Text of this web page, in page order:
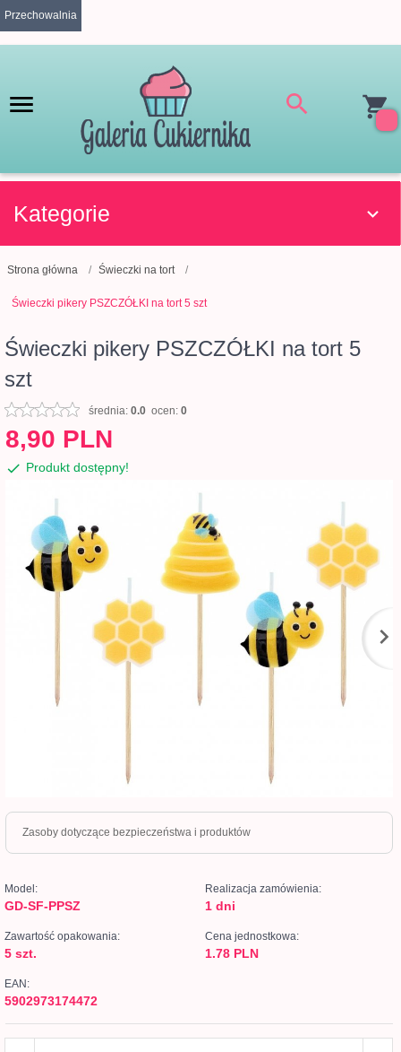
Przechowalnia
Kategorie
Strona główna Świeczki na tort
Świeczki pikery PSZCZÓŁKI na tort 5 szt
Świeczki pikery PSZCZÓŁKI na tort 5
szt
średnia: 0.0 ocen: 0
8,90 PLN
Produkt dostępny!
Zasoby dotyczące bezpieczeństwa i produktów
Model:
GD-SF-PPSZ
Realizacja zamówienia:
1 dni
Zawartość opakowania:
5 szt.
Cena jednostkowa:
1.78 PLN
EAN:
5902973174472